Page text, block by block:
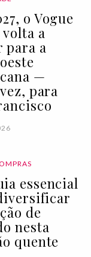
o Vogue
a
para a
—
para
essencial
de
nesta
quente